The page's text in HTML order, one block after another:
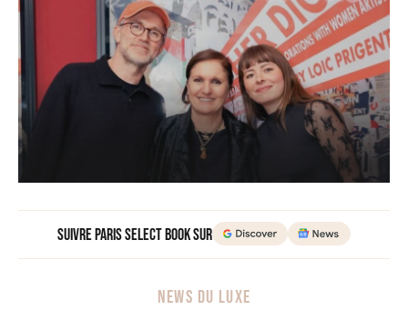
Suivre Paris Select Book sur
NEWS DU LUXE